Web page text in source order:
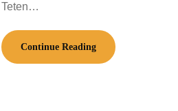
Teten…
Continue Reading